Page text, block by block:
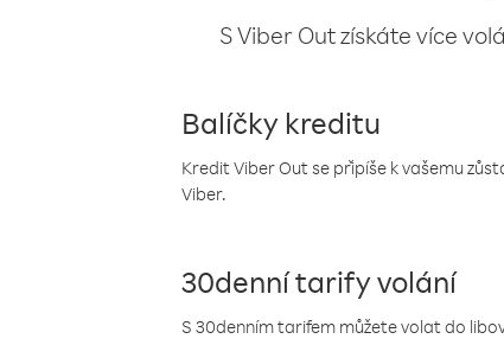
S Viber Out získáte více
Balíčky kreditu
Kredit Viber Out se připíše k vašemu
Viber.
30denní tarify volání
S 30denním tarifem můžete volat do